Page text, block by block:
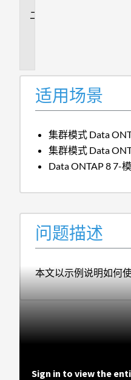
适用场景
集群模式 Data
集群模式 Data
Data ONTAP 8 7-
问题描述
本文以示例说明如何
Sign in to view the